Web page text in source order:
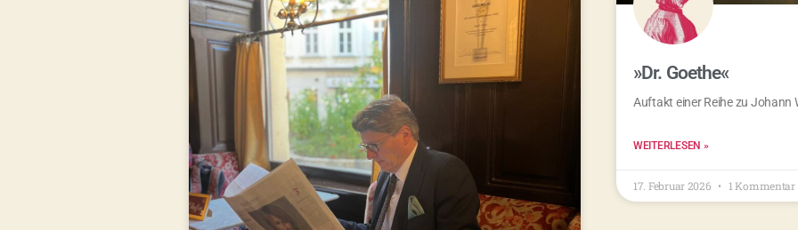
»Dr. Goethe«
Auftakt einer Reihe zu Johann
WEITERLESEN »
17. Februar 2026 1 Kommentar